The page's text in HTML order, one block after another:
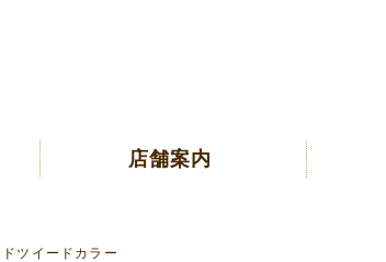
店舗案内
ツイードカラー